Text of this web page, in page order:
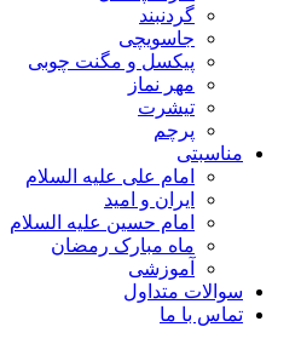
گردنبند
جاسویچی
پیکسل و مگنت چوبی
مهر نماز
تیشرت
پرچم
مناسبتی
امام علی علیه السلام
ایران و امید
امام حسین علیه السلام
ماه مبارک رمضان
آموزشی
سوالات متداول
تماس با ما